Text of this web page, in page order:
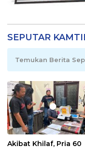
SEPUTAR
Temukan Berita
Akibat Khilaf, Pria 60